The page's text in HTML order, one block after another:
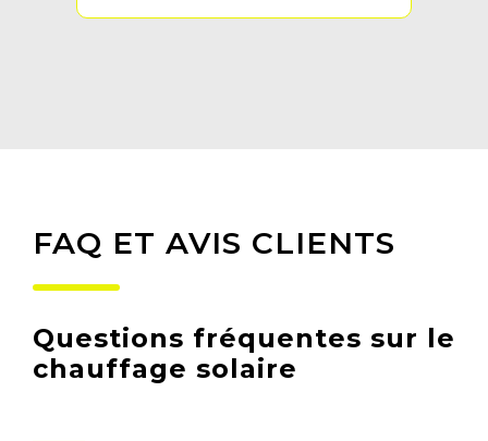
FAQ ET AVIS CLIENTS
Questions fréquentes sur le
chauffage solaire